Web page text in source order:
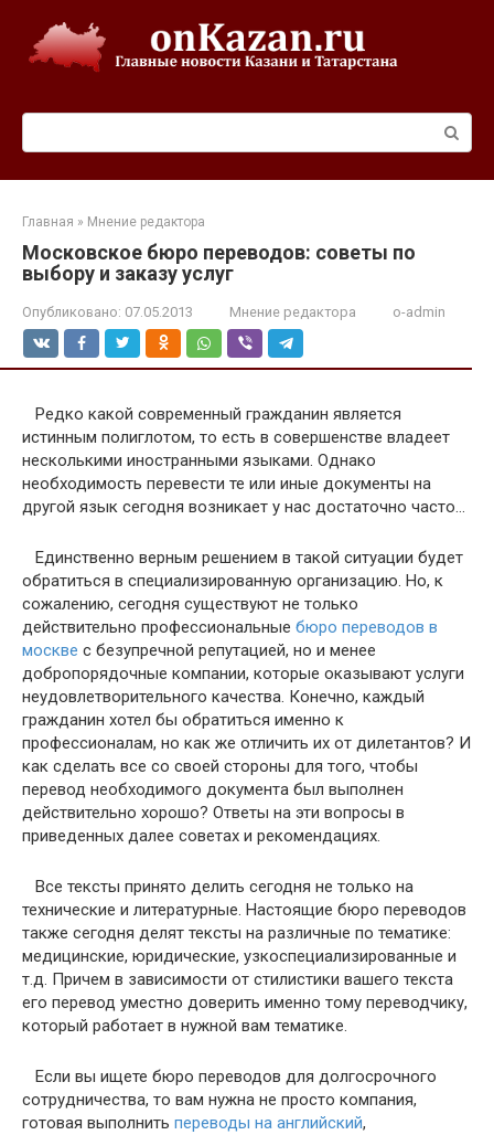
контенту
Главная » Мнение редактора
Московское бюро переводов: советы по
выбору и заказу услуг
Опубликовано: 07.05.2013 Мнение редактора o-admin
Редко какой современный гражданин является
истинным полиглотом, то есть в совершенстве владеет
несколькими иностранными языками. Однако
необходимость перевести те или иные документы на
другой язык сегодня возникает у нас достаточно часто…
Единственно верным решением в такой ситуации будет
обратиться в специализированную организацию. Но, к
сожалению, сегодня существуют не только
действительно профессиональные бюро переводов в
москве с безупречной репутацией, но и менее
добропорядочные компании, которые оказывают услуги
неудовлетворительного качества. Конечно, каждый
гражданин хотел бы обратиться именно к
профессионалам, но как же отличить их от дилетантов? И
как сделать все со своей стороны для того, чтобы
перевод необходимого документа был выполнен
действительно хорошо? Ответы на эти вопросы в
приведенных далее советах и рекомендациях.
Все тексты принято делить сегодня не только на
технические и литературные. Настоящие бюро переводов
также сегодня делят тексты на различные по тематике:
медицинские, юридические, узкоспециализированные и
т.д. Причем в зависимости от стилистики вашего текста
его перевод уместно доверить именно тому переводчику,
который работает в нужной вам тематике.
Если вы ищете бюро переводов для долгосрочного
сотрудничества, то вам нужна не просто компания,
готовая выполнить переводы на английский,